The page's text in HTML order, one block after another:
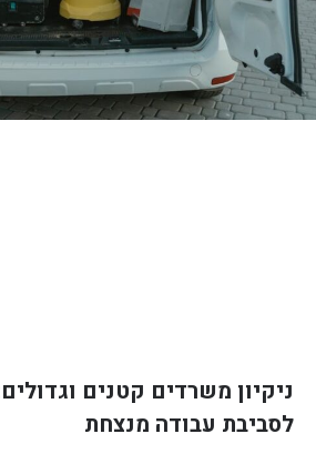
ניקיון משרדים קטנים
לסביבת עבודה מנצחת